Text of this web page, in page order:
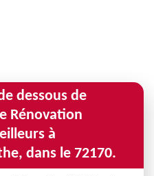
dessous de
Rénovation
à
dans le 72170.